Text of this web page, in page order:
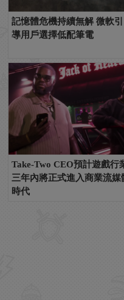
記憶體危機持續無解 微軟引
導用戶選擇低配筆電
Take-Two CEO預計遊戲行
三年內將正式進入商業流媒
時代